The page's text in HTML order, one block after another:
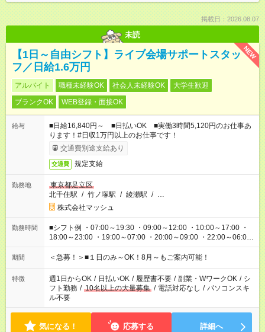
掲載日：2026.08.07
未読
NEW
【1日～自由シフト】ライブ会場サポートスタッ
フ／日給1.6万円
アルバイト 職種未経験OK 社会人未経験OK
大学生歓迎
ブランクOK
WEB登録・面接OK
給与
■日給16,840円～ ■日払いOK ■実働3時間5,120円のお仕事あ
ります！#日収1万円以上のお仕事です！
交通費別途支給あり
交通費 規定支給
勤務地
東京都足立区
北千住駅 / 竹ノ塚駅 / 綾瀬駅 / …
株式会社マッシュ
勤務時間
■シフト例 ・07:00～19:30 ・09:00～12:00 ・10:00～17:00 ・
18:00～23:00 ・19:00～07:00 ・20:00～09:00 ・22:00～06:00
etc ★最短で3時間で5,120円のお仕事から 15時間で2万円近く稼
げるお仕事も！ ご希望のお時間に合わせてご紹介！ ※シフトは
ください！
期間 ＜急募！＞■１日のみ～OK！8月～もご案内可能！
特徴 週1日からOK / 日払いOK / 履歴書不要 / 副業・WワークOK / シ
フト勤務 / 10名以上の大量募集 / 電話対応なし / パソコンスキ
ル不要
気になる！ 応募する 詳細へ